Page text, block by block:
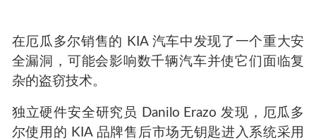
在厄瓜多尔销售的 KIA 汽车中发现了一个重大安
全漏洞，可能会影响数千辆汽车并使它们面临复
杂的盗窃技术。
独立硬件安全研究员 Danilo Erazo 发现，厄瓜多
尔使用的 KIA 品牌售后市场无钥匙进入系统采用